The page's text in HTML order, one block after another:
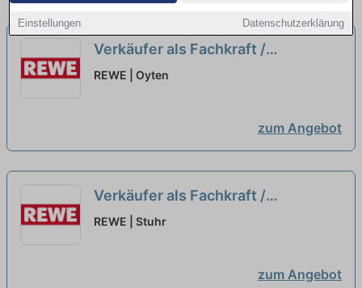
Einstellungen Datenschutzerklärung
Verkäufer als Fachkraft /
Quereinsteiger Frischetheke
REWE | Oyten
zum Angebot
Verkäufer als Fachkraft /
Quereinsteiger Frischetheke
REWE | Stuhr
zum Angebot